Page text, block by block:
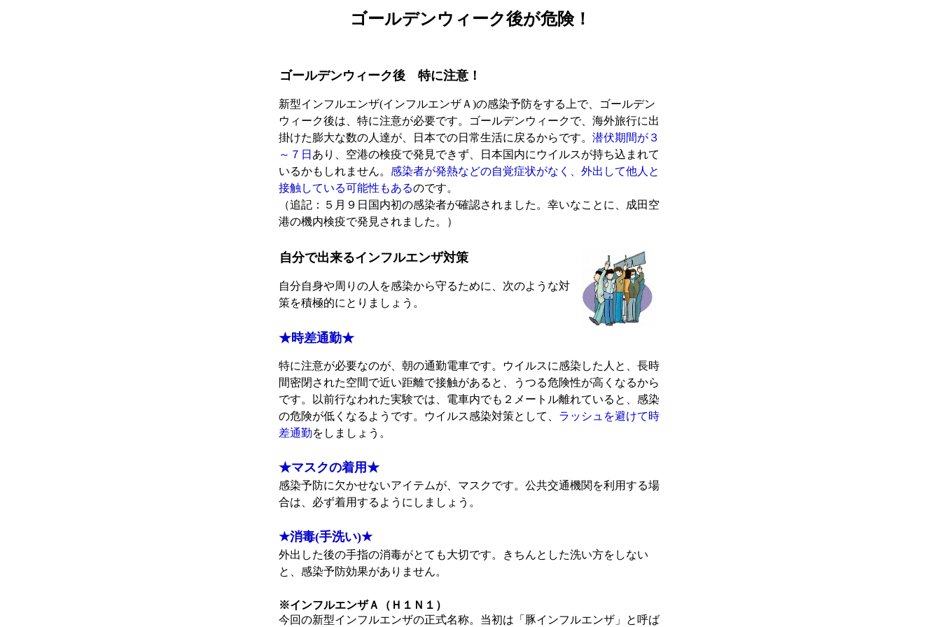
ゴールデンウィーク後が危険！
ゴールデンウィーク後 特に注意！
新型インフルエンザ(インフルエンザＡ)の感染予防をする上で、ゴールデン
ウィーク後は、特に注意が必要です。ゴールデンウィークで、海外旅行に出
掛けた膨大な数の人達が、日本での日常生活に戻るからです。 潜伏期間が３
～７日 あり、空港の検疫で発見できず、日本国内にウイルスが持ち込まれて
いるかもしれません。 感染者が発熱などの自覚症状がなく、外出して他人と
接触している可能性もあるのです。
（追記：５月９日国内初の感染者が確認されました。幸いなことに、成田空
港の機内検疫で発見されました。）
自分で出来るインフルエンザ対策
自分自身や周りの人を感染から守るために、次のような対
策を積極的にとりましょう。
★時差通勤★
特に注意が必要なのが、朝の通勤電車です。ウイルスに感染した人と、長時
間密閉された空間で近い距離で接触があると、うつる危険性が高くなるから
です。以前行なわれた実験では、電車内でも２メートル離れていると、感染
の危険が低くなるようです。ウイルス感染対策として、 ラッシュを避けて時
差通勤をしましょう。
★マスクの着用★
感染予防に欠かせないアイテムが、マスクです。公共交通機関を利用する場
合は、必ず着用するようにしましょう。
★消毒(手洗い)★
外出した後の手指の消毒がとても大切です。きちんとした洗い方をしない
と、感染予防効果がありません。
※インフルエンザＡ（Ｈ１Ｎ１）
今回の新型インフルエンザの正式名称。当初は「豚インフルエンザ」と呼ば